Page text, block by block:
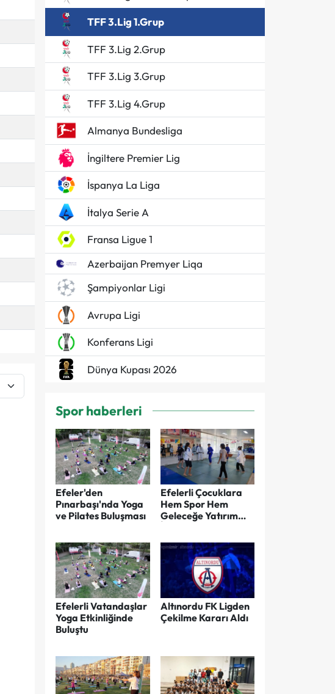
TFF 3.Lig 1.Grup
TFF 3.Lig 2.Grup
TFF 3.Lig 3.Grup
TFF 3.Lig 4.Grup
Almanya Bundesliga
İngiltere Premier Lig
İspanya La Liga
İtalya Serie A
Fransa Ligue 1
Azerbaijan Premyer Liqa
Şampiyonlar Ligi
Avrupa Ligi
Konferans Ligi
Dünya Kupası 2026
Spor haberleri
Efeler'den
Pınarbaşı'nda Yoga
ve Pilates Buluşması
Efelerli Çocuklara
Hem Spor Hem
Geleceğe Yatırım
Efelerli Vatandaşlar
Yoga Etkinliğinde
Buluştu
Altınordu FK Ligden
Çekilme Kararı Aldı